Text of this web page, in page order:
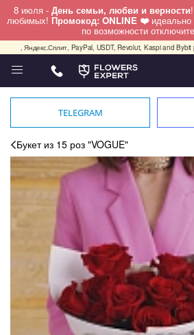
8 июля - День семьи, любви и верности
любимых! Промокод: ONLINE ❤️
по возможности
PayPal, USDT, Revolut, Kaspi and Bybit pay 😊
Телефон
+7 (812) 425 36 05
Санкт-Петербург,
Лизы Чайкиной 25
работаем круглосуточно
TELEGRAM
Букет из 15 роз "VOGUE"